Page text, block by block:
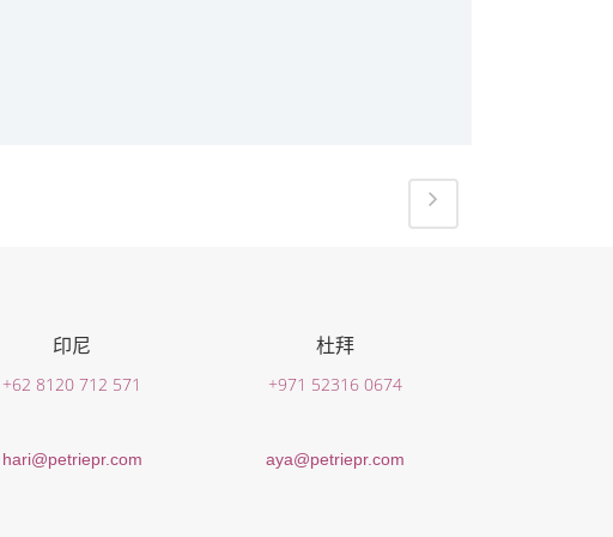
印尼
+62 8120 712 571
hari@petriepr.com
杜拜
+971 52316 0674
aya@petriepr.com